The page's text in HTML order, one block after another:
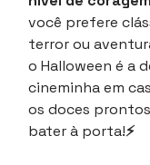
você prefere
terror ou
o Halloween é a
cineminha em
os doces
bater à porta!⚡